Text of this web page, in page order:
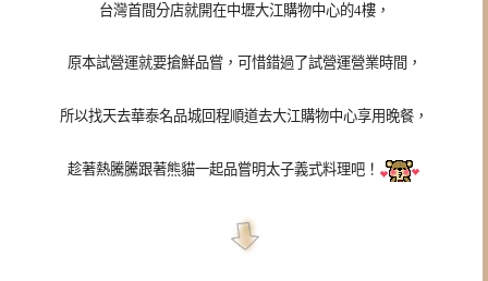
台灣首間分店就開在中壢大江購物中心的4樓，
原本試營運就要搶鮮品嘗，可惜錯過了試營運營業時間，
所以找天去華泰名品城回程順道去大江購物中心享用晚餐，
趁著熱騰騰跟著熊貓一起品嘗明太子義式料理吧！